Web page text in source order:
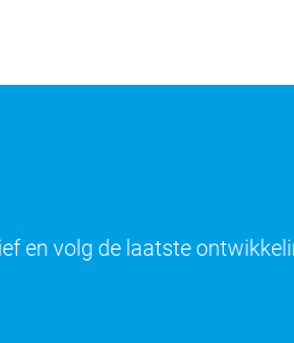
en volg de laatste